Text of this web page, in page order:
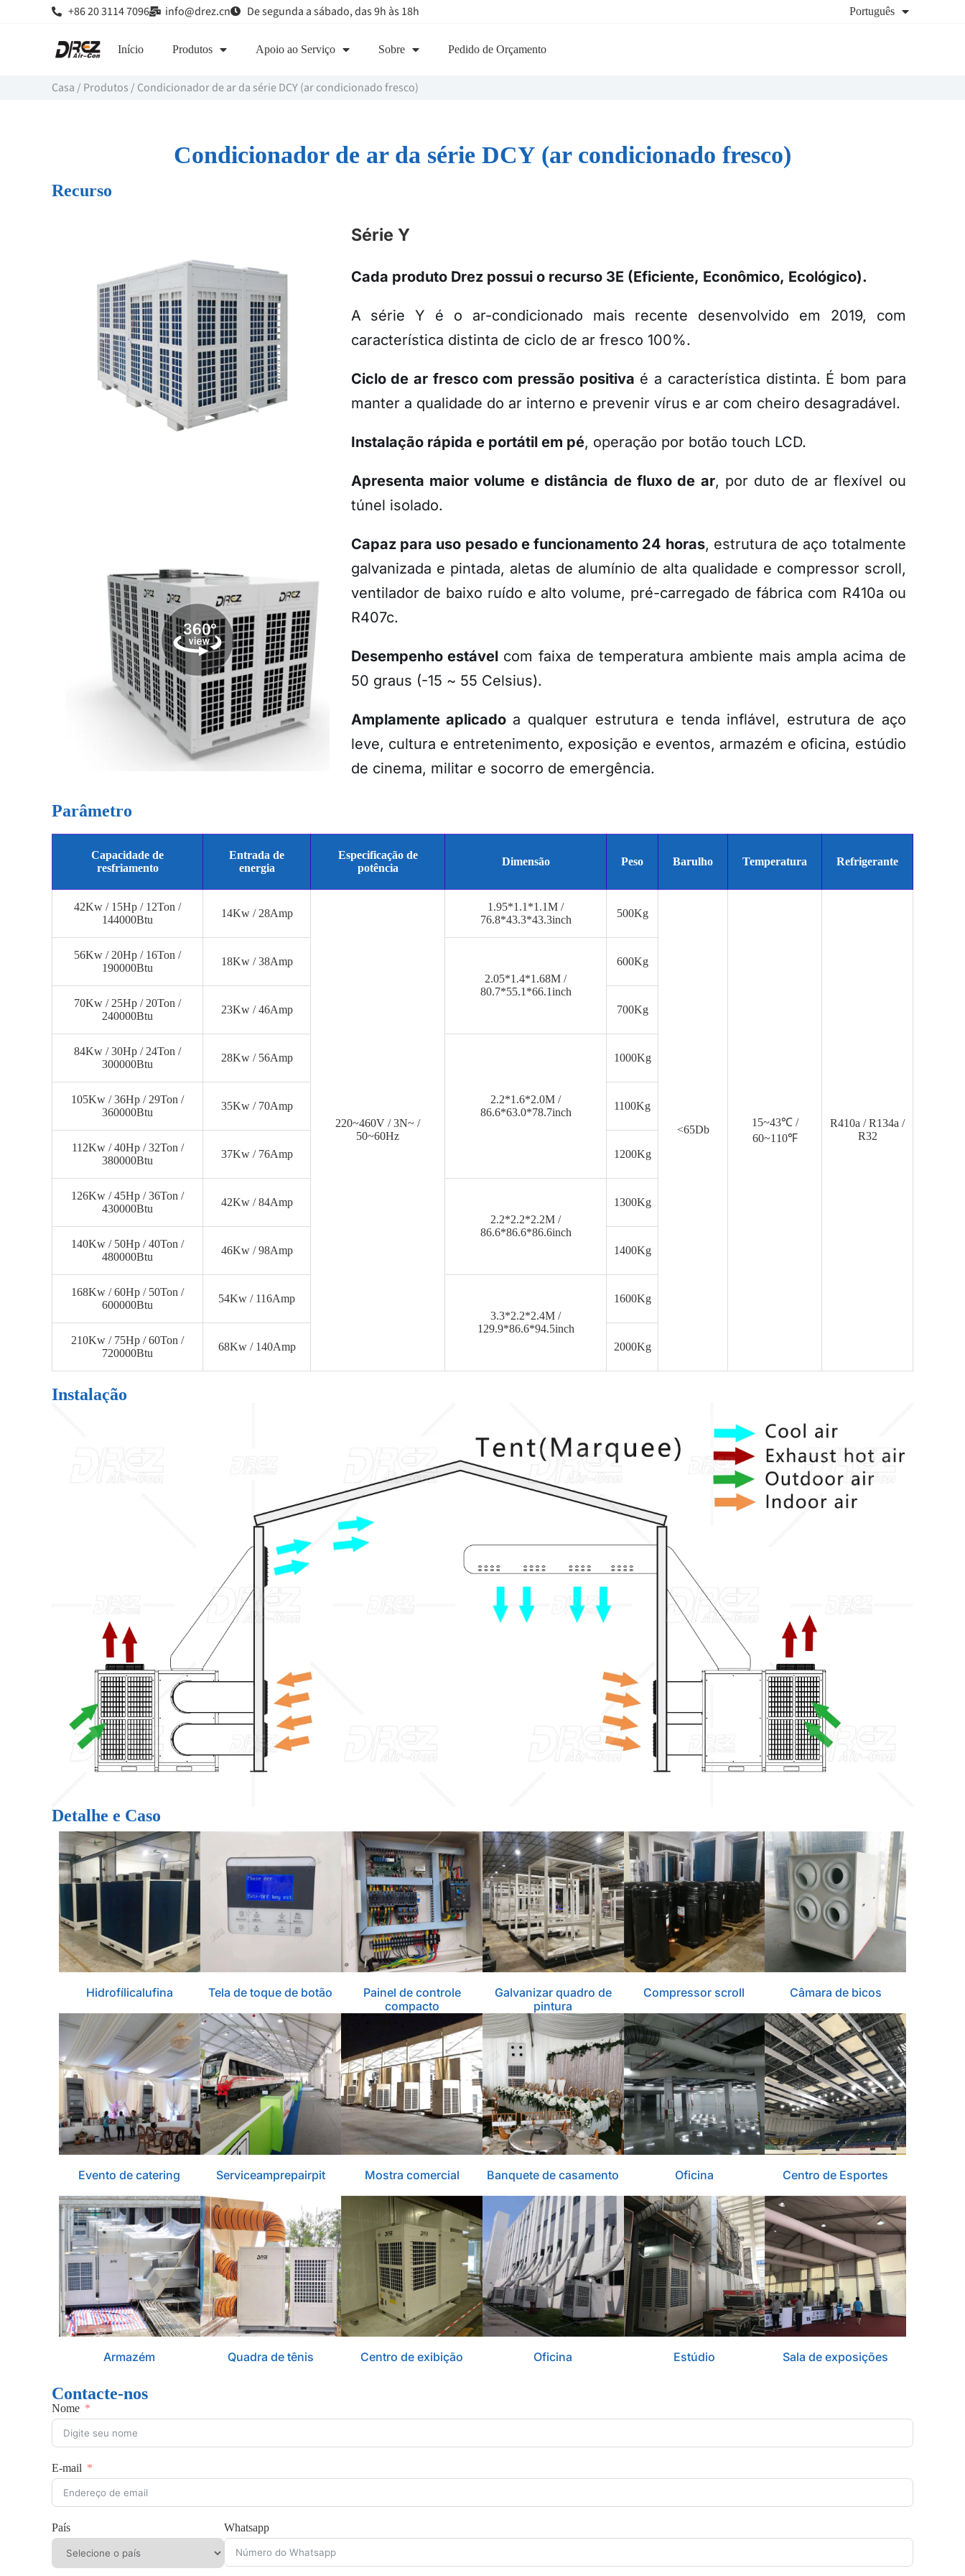
+86 20 3114 7096 info@drez.cn De segunda a sábado, das 9h às 18h Português
Início Produtos Apoio ao Serviço Sobre Pedido de Orçamento
Casa / Produtos / Condicionador de ar da série DCY (ar condicionado fresco)
Condicionador de ar da série DCY (ar condicionado fresco)
Recurso
Série Y
Cada produto Drez possui o recurso 3E (Eficiente, Econômico, Ecológico).
A série Y é o ar-condicionado mais recente desenvolvido em 2019, com
característica distinta de ciclo de ar fresco 100%.
Ciclo de ar fresco com pressão positiva é a característica distinta. É bom para
manter a qualidade do ar interno e prevenir vírus e ar com cheiro desagradável.
Instalação rápida e portátil em pé, operação por botão touch LCD.
Apresenta maior volume e distância de fluxo de ar, por duto de ar flexível ou
túnel isolado.
Capaz para uso pesado e funcionamento 24 horas, estrutura de aço totalmente
galvanizada e pintada, aletas de alumínio de alta qualidade e compressor scroll,
ventilador de baixo ruído e alto volume, pré-carregado de fábrica com R410a ou
R407c.
Desempenho estávelcom faixa de temperatura ambiente mais ampla acima de
50 graus (-15 ~ 55 Celsius).
Amplamente aplicadoa qualquer estrutura e tenda inflável, estrutura de aço
leve, cultura e entretenimento, exposição e eventos, armazém e oficina, estúdio
de cinema, militar e socorro de emergência.
Parâmetro
Capacidade de
resfriamento
Entrada de
energia
Especificação de
potência
Dimensão Peso Barulho Temperatura Refrigerante
42Kw / 15Hp / 12Ton /
144000Btu
14Kw / 28Amp
220~460V / 3N~ /
50~60Hz
1.95*1.1*1.1M /
76.8*43.3*43.3inch
500Kg
<65Db
15~43℃ /
60~110℉
R410a / R134a /
R32
56Kw / 20Hp / 16Ton /
190000Btu
18Kw / 38Amp
2.05*1.4*1.68M /
80.7*55.1*66.1inch
600Kg
70Kw / 25Hp / 20Ton /
240000Btu
23Kw / 46Amp 700Kg
84Kw / 30Hp / 24Ton /
300000Btu
28Kw / 56Amp
2.2*1.6*2.0M /
86.6*63.0*78.7inch
1000Kg
105Kw / 36Hp / 29Ton /
360000Btu
35Kw / 70Amp 1100Kg
112Kw / 40Hp / 32Ton /
380000Btu
37Kw / 76Amp 1200Kg
126Kw / 45Hp / 36Ton /
430000Btu
42Kw / 84Amp
2.2*2.2*2.2M /
86.6*86.6*86.6inch
1300Kg
140Kw / 50Hp / 40Ton /
480000Btu
46Kw / 98Amp 1400Kg
168Kw / 60Hp / 50Ton /
600000Btu
54Kw / 116Amp
3.3*2.2*2.4M /
129.9*86.6*94.5inch
1600Kg
210Kw / 75Hp / 60Ton /
720000Btu
68Kw / 140Amp 2000Kg
Instalação
Detalhe e Caso
Hidrofílicalufina Tela de toque de botão
Painel de controle
compacto
Galvanizar quadro de
pintura
Compressor scroll Câmara de bicos
Evento de catering Serviceamprepairpit Mostra comercial Banquete de casamento Oficina Centro de Esportes
Armazém Quadra de tênis Centro de exibição Oficina Estúdio Sala de exposições
Contacte-nos
Nome
E-mail
País Whatsapp